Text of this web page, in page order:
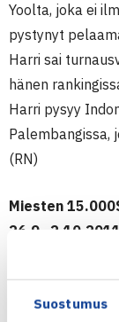
Suostumus
Yoolta, joka ei
pystynyt
Harri sai
hänen
Harri pysyy
Palembangissa,
(RN)
Miesten
26.9.-
Puolivälieriä:
Indonesia (6.)